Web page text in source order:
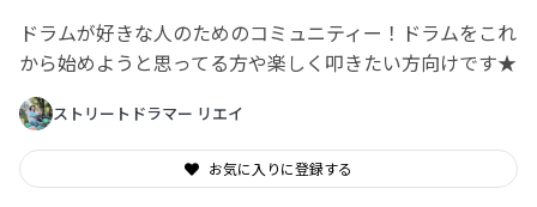
ドラムが好きな人のためのコミュニティー！ドラムをこれ
から始めようと思ってる方や楽しく叩きたい方向けです★
ストリートドラマー リエイ
お気に入りに登録する